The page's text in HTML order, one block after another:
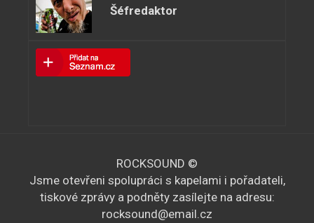
Šéfredaktor
ROCKSOUND ©
Jsme otevřeni spolupráci s kapelami i pořadateli,
tiskové zprávy a podněty zasílejte na adresu:
rocksound@email.cz